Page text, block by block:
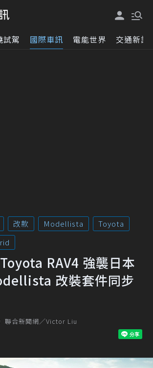
試駕 國際車訊 電能世界 交通新訊
改款 Modellista
Toyota
RAV4 強襲日本
改裝套件同步
聯合新聞網／Victor Liu